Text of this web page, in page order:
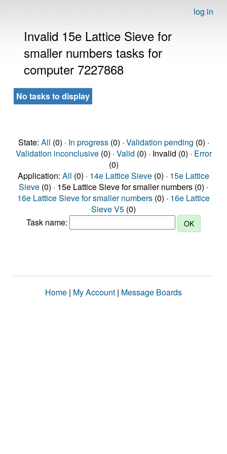
log in
Invalid 15e Lattice Sieve for
smaller numbers tasks for
computer 7227868
No tasks to display
State: All (0) · In progress(0) · Validation pending (0) ·
Validation inconclusive(0) · Valid (0) · Invalid (0) · Error
(0)
Application: All (0) · 14e Lattice Sieve (0) · 15e Lattice
Sieve (0) · 15e Lattice Sieve for smaller numbers (0) ·
16e Lattice Sieve for smaller numbers (0) · 16e Lattice
Sieve V5 (0)
Task name:
Home | My Account | Message Boards